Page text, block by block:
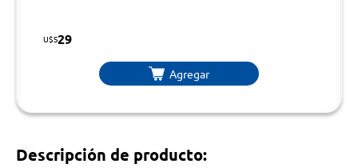
U$S29
Agregar
Descripción de producto: